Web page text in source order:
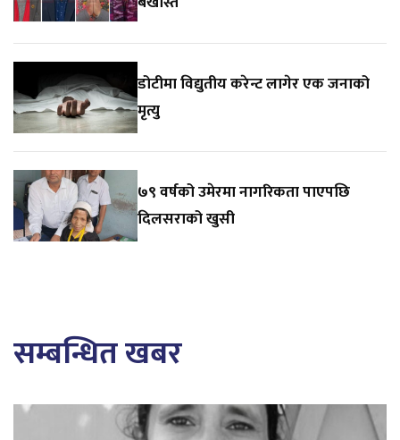
डोटीमा विद्युतीय करेन्ट लागेर एक जनाको
मृत्यु
७९ वर्षको उमेरमा नागरिकता पाएपछि
दिलसराको खुसी
सम्बन्धित खबर